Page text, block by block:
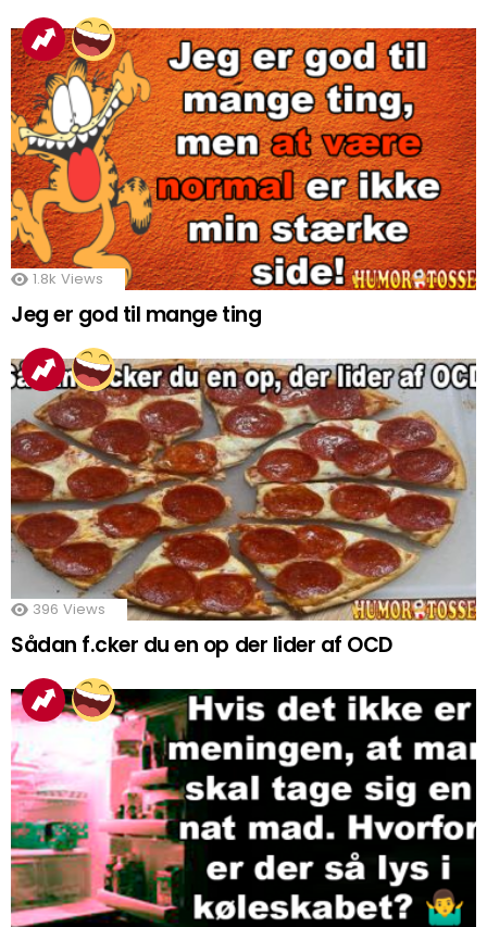
1.8k Views
Jeg er god til mange ting
396 Views
Sådan f.cker du en op der lider af OCD